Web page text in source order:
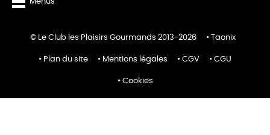
Menus
© Le Club les Plaisirs Gourmands 2013-2026 Taonix
Plan du site Mentions légales CGV CGU
Cookies